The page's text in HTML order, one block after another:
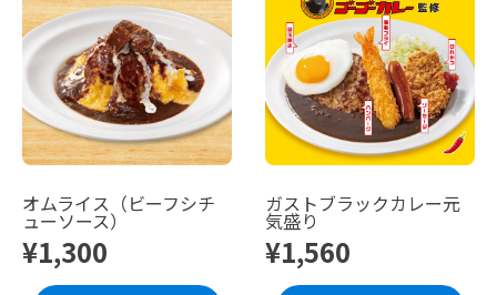
オムライス（ビーフシチ
ューソース）
¥1,300
ガストブラックカレー元
気盛り
¥1,560